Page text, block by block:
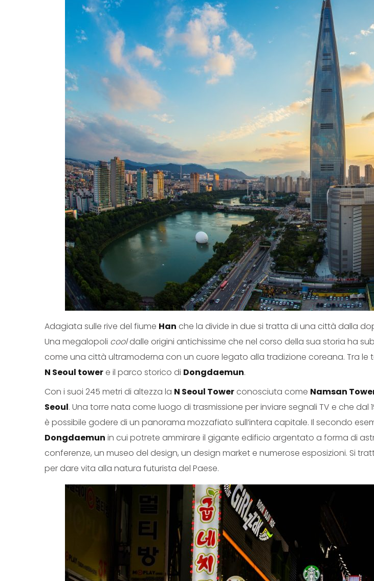
Adagiata sulle rive del fiume Han che la divide in due si tratta di una città dalla
Una megalopoli cooldalle origini antichissime che nel corso della sua storia ha
come una città ultramoderna con un cuore legato alla tradizione coreana. Tra
N Seoul tower e il parco storico di Dongdaemun.
Con i suoi 245 metri di altezza la N Seoul Tower conosciuta come Namsan
Seoul. Una torre nata come luogo di trasmissione per inviare segnali TV e che
è possibile godere di un panorama mozzafiato sull’intera capitale. Il secondo
Dongdaemun in cui potrete ammirare il gigante edificio argentato a forma di
conferenze, un museo del design, un design market e numerose esposizioni. Si
per dare vita alla natura futurista del Paese.